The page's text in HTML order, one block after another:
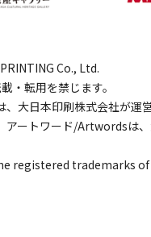
Co., Ltd.
・転用を禁じます。
大日本印刷株式会社が運営
アートワード/Artwordsは
registered trademarks of